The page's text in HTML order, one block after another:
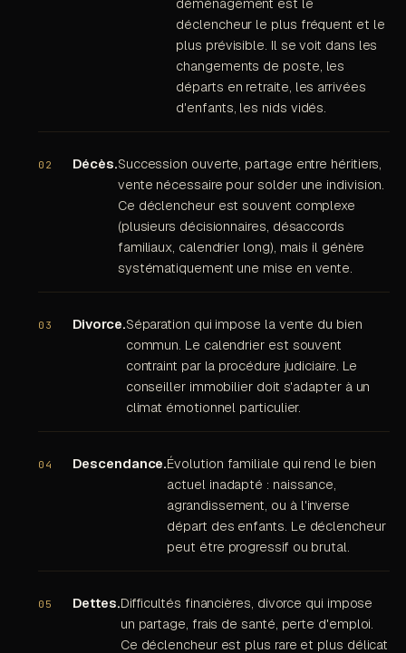
déclencheur le plus fréquent et le
plus prévisible. Il se voit dans les
changements de poste, les
départs en retraite, les arrivées
d'enfants, les nids vidés.
Décès.Succession ouverte, partage entre héritiers,
vente nécessaire pour solder une indivision.
Ce déclencheur est souvent complexe
(plusieurs décisionnaires, désaccords
familiaux, calendrier long), mais il génère
systématiquement une mise en vente.
Divorce.Séparation qui impose la vente du bien
commun. Le calendrier est souvent
contraint par la procédure judiciaire. Le
conseiller immobilier doit s'adapter à un
climat émotionnel particulier.
Descendance.Évolution familiale qui rend le bien
actuel inadapté : naissance,
agrandissement, ou à l'inverse
départ des enfants. Le déclencheur
peut être progressif ou brutal.
Dettes.Difficultés financières, divorce qui impose
un partage, frais de santé, perte d'emploi.
Ce déclencheur est plus rare et plus délicat